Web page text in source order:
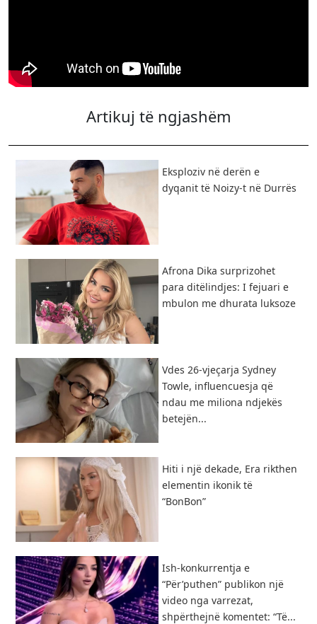
Artikuj të ngjashëm
Eksploziv në derën e
dyqanit të Noizy-t në Durrës
Afrona Dika surprizohet
para ditëlindjes: I fejuari e
mbulon me dhurata luksoze
Vdes 26-vjeçarja Sydney
Towle, influencuesja që
ndau me miliona ndjekës
betejën...
Hiti i një dekade, Era rikthen
elementin ikonik të
“BonBon”
Ish-konkurrentja e
“Për’puthen” publikon një
video nga varrezat,
shpërthejnë komentet: “Të...